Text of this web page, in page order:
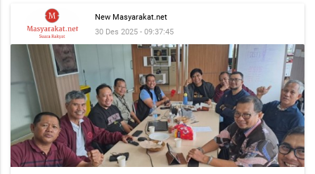
New Masyarakat.net
30 Des 2025 - 09:37:45